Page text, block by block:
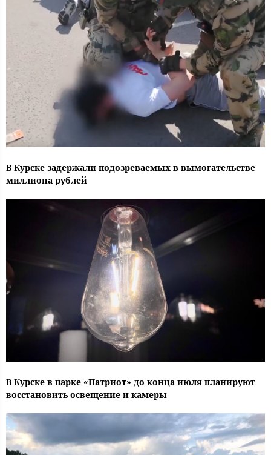
В Курске задержали подозреваемых в вымогательстве
миллиона рублей
В Курске в парке «Патриот» до конца июля планируют
восстановить освещение и камеры